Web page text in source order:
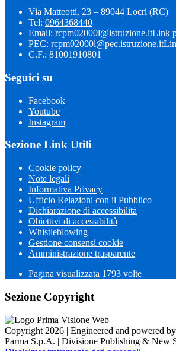
Via Matteotti, 23 – 89044 Locri (RC)
Tel: 0964368440
Email: rcpm02000l@istruzione.itLink
PEC: rcpm02000l@pec.istruzione.it
C.F.: 81001910801
Seguici su
Facebook
Youtube
Instagram
Sezione Link Utili
Cookie policy
Note legali
Informativa Privacy
Ufficio Relazioni con il Pubblico
Dichiarazione di accessibilità
Obiettivi di accessibilità
Whistleblowing
Gestione consensi cookie
Amministrazione trasparente
Pagina visualizzata 1793 volte
Sezione Copyright
Copyright 2026 | Engineered and powered
Parma S.p.A. | Divisione Publishing & New